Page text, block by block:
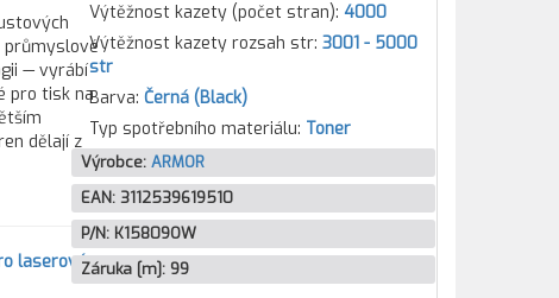
průmyslové
— vyrábí
pro tisk na
dělají z
laserové
Výtěžnost kazety (počet stran): 4000
Výtěžnost kazety rozsah str: 3001 - 5000
str
Barva: Černá (Black)
Typ spotřebního materiálu: Toner
Výrobce: ARMOR
EAN: 3112539619510
P/N: K15809OW
Záruka [m]: 99